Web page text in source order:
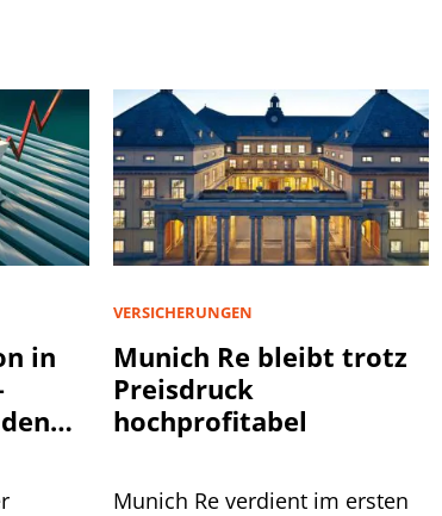
in
VERSICHERUNGEN
Munich Re bleibt trotz
Preisdruck
hochprofitabel
Munich Re verdient im ersten